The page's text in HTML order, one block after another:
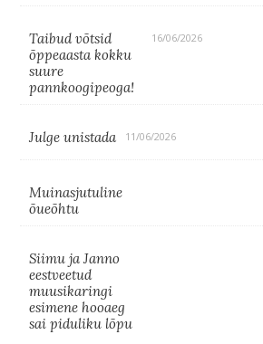
Taibud võtsid
õppeaasta kokku
suure
pannkoogipeoga!
16/06/2026
Julge unistada 11/06/2026
Muinasjutuline
õueõhtu
Siimu ja Janno
eestveetud
muusikaringi
esimene hooaeg
sai piduliku lõpu